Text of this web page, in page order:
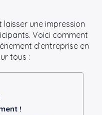
une impression
Voici comment
d’entreprise en
tous :
!